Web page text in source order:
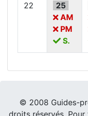
22
25
AM
PM
S.
© 2008 Guides-
droits réservés.